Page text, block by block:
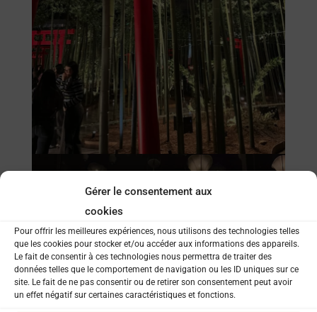
Gérer le consentement aux
cookies
Pour offrir les meilleures expériences, nous utilisons des technologies telles
que les cookies pour stocker et/ou accéder aux informations des appareils.
Le fait de consentir à ces technologies nous permettra de traiter des
données telles que le comportement de navigation ou les ID uniques sur ce
site. Le fait de ne pas consentir ou de retirer son consentement peut avoir
un effet négatif sur certaines caractéristiques et fonctions.